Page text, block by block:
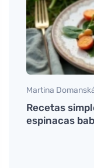
Martina
Recetas
espinacas